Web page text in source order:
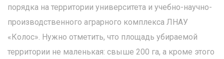
порядка на территории университета и учебно-научно-
производственного аграрного комплекса ЛНАУ
«Колос». Нужно отметить, что площадь убираемой
территории не маленькая: свыше 200 га, а кроме этого